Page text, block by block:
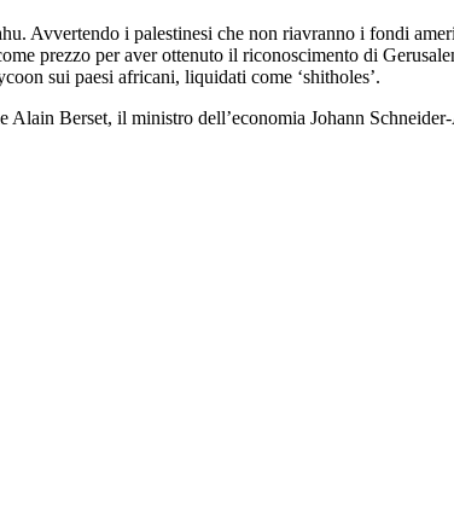
Avvertendo i palestinesi che non riavranno i fondi
prezzo per aver ottenuto il riconoscimento di
sui paesi africani, liquidati come ‘shitholes’.
Berset, il ministro dell’economia Johann